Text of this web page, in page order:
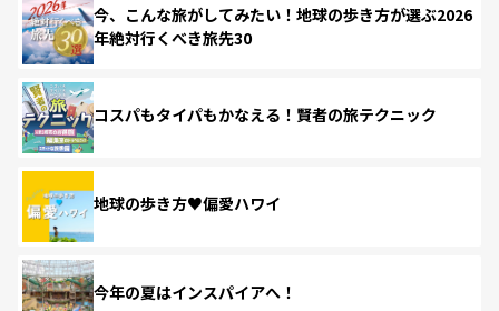
今、こんな旅がしてみたい！地球の歩き方が選ぶ2026
年絶対行くべき旅先30
コスパもタイパもかなえる！賢者の旅テクニック
地球の歩き方♥偏愛ハワイ
今年の夏はインスパイアへ！